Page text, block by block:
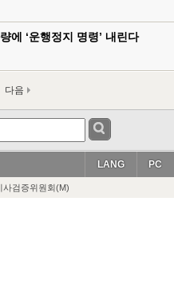
에 ‘운행정지 명령’ 내린다
다음
PC
LANG
사검증위원회(M)